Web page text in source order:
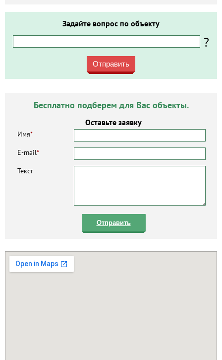
Задайте вопрос по объекту
?
Отправить
Бесплатно подберем для Вас объекты.
Оставьте заявку
Имя*
E-mail*
Текст
Отправить